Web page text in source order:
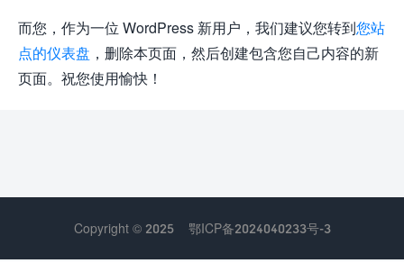
而您，作为一位 WordPress 新用户，我们建议您转到您站
点的仪表盘 ，删除本页面，然后创建包含您自己内容的新
页面。祝您使用愉快！
Copyright © 2025 鄂ICP备2024040233号-3